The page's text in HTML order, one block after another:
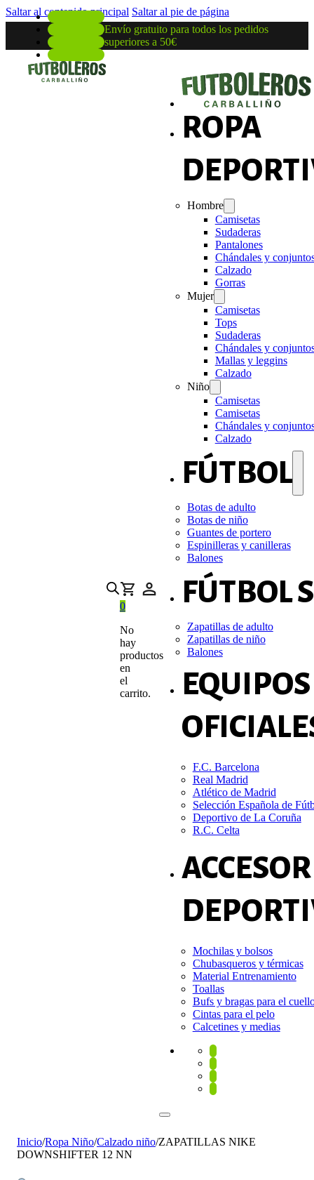
Saltar al contenido principal Saltar al pie de página
Envío gratuito para todos los pedidos
superiores a 50€
0
No
hay
productos
en
el
carrito.
ROPA
Hombre
Camisetas
Sudaderas
Pantalones
Chándales y
Calzado
Gorras
Mujer
Camisetas
Tops
Sudaderas
Chándales y
Mallas y leggins
Calzado
Niño
Camisetas
Camisetas
Chándales y
Calzado
FÚTBOL
Botas de adulto
Botas de niño
Guantes de portero
Espinilleras y canilleras
Balones
FÚTBOL
Zapatillas de adulto
Zapatillas de niño
Balones
EQUIPOS
F.C. Barcelona
Real Madrid
Atlético de Madrid
Selección Española de
Deportivo de La Coruña
R.C. Celta
Mochilas y bolsos
Chubasqueros y térmicas
Material Entrenamiento
Toallas
Bufs y bragas para el
Cintas para el pelo
Calcetines y medias
Inicio/Ropa Niño/Calzado niño/ZAPATILLAS NIKE
DOWNSHIFTER 12 NN